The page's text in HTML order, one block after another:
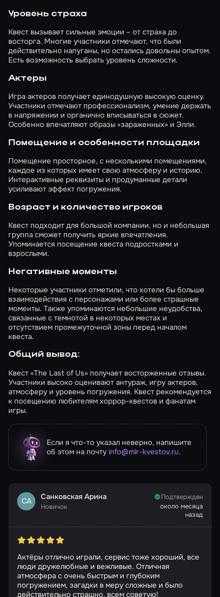
Уровень страха
Квест вызывает сильные эмоции – от страха до
восторга. Многие участники отмечают, что были
действительно напуганы, но остались довольны опытом.
Есть возможность выбрать уровень сложности.
Актеры
Игра актеров получает единодушную высокую оценку.
Участники отмечают профессионализм, умение держать
в напряжении и органично вписываться в сюжет.
Особенно впечатляют образы «зараженных» и Элли.
Помещение и особенности площадки
Помещение просторное, с несколькими помещениями,
каждое из которых имеет свою атмосферу и историю.
Интерактивные реквизиты и продуманные детали
усиливают эффект погружения.
Возраст и количество игроков
Квест подходит для большой компании, но и небольшая
группа сможет получить яркие впечатления.
Упоминается посещение квеста подростками и
взрослыми.
Негативные моменты
Некоторые участники отметили, что хотели бы больше
взаимодействия с персонажами или более страшные
моменты. Также упоминаются небольшие неудобства,
связанные с темнотой в некоторых местах и
отсутствием промежуточной зоны перед началом
квеста.
Общий вывод:
Квест «The Last of Us» получает восторженные отзывы.
Участники высоко оценивают антураж, игру актеров,
атмосферу и уровень погружения. Квест рекомендуется
к посещению любителям хоррор-квестов и фанатам
игры.
Если я что-то указал неверно, напишите
об этом на почту info@mir-kvestov.ru.
СА Санковская Арина
Новичок
Подтвержден
около месяца
назад
Актёры отлично играли, сервис тоже хороший, все
люди дружелюбные и вежливые. Отличная
атмосфера с очень быстрым и глубоким
погружением, загадки в меру сложные и было
действительно страшно, всем советую!